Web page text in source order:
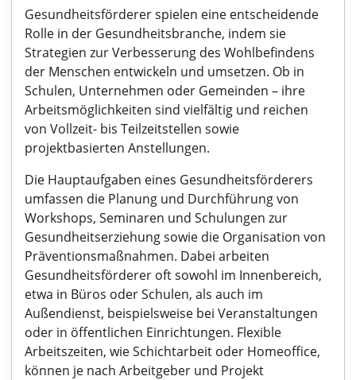
Gesundheitsförderer spielen eine entscheidende
Rolle in der Gesundheitsbranche, indem sie
Strategien zur Verbesserung des Wohlbefindens
der Menschen entwickeln und umsetzen. Ob in
Schulen, Unternehmen oder Gemeinden – ihre
Arbeitsmöglichkeiten sind vielfältig und reichen
von Vollzeit- bis Teilzeitstellen sowie
projektbasierten Anstellungen.
Die Hauptaufgaben eines Gesundheitsförderers
umfassen die Planung und Durchführung von
Workshops, Seminaren und Schulungen zur
Gesundheitserziehung sowie die Organisation von
Präventionsmaßnahmen. Dabei arbeiten
Gesundheitsförderer oft sowohl im Innenbereich,
etwa in Büros oder Schulen, als auch im
Außendienst, beispielsweise bei Veranstaltungen
oder in öffentlichen Einrichtungen. Flexible
Arbeitszeiten, wie Schichtarbeit oder Homeoffice,
können je nach Arbeitgeber und Projekt